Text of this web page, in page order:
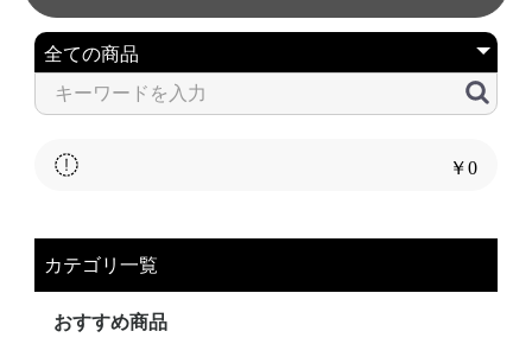
￥0
カテゴリ一覧
おすすめ商品